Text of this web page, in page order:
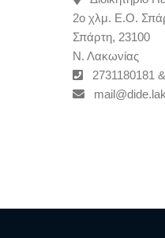
2ο χλμ. Ε.Ο.
Σπάρτη, 23100
Ν. Λακωνίας
2731180181 &